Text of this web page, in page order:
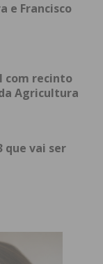
Cacifos dos
Município de
e Francisco
com recinto
Agricultura
que vai ser